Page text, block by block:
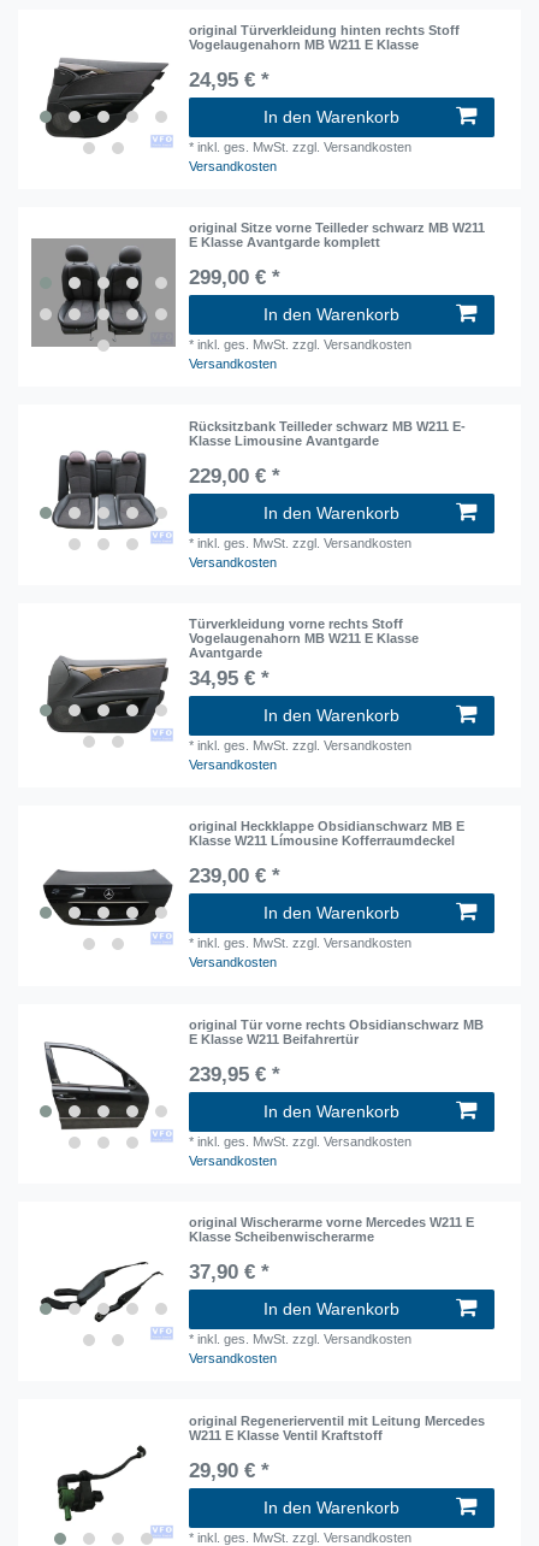
original Türverkleidung hinten rechts Stoff
Vogelaugenahorn MB W211 E Klasse
24,95 € *
In den Warenkorb
*inkl. ges. MwSt. zzgl. Versandkosten
Versandkosten
original Sitze vorne Teilleder schwarz MB W211
E Klasse Avantgarde komplett
299,00 € *
In den Warenkorb
*inkl. ges. MwSt. zzgl. Versandkosten
Versandkosten
Rücksitzbank Teilleder schwarz MB W211 E-
Klasse Limousine Avantgarde
229,00 € *
In den Warenkorb
*inkl. ges. MwSt. zzgl. Versandkosten
Versandkosten
Türverkleidung vorne rechts Stoff
Vogelaugenahorn MB W211 E Klasse
Avantgarde
34,95 € *
In den Warenkorb
*inkl. ges. MwSt. zzgl. Versandkosten
Versandkosten
original Heckklappe Obsidianschwarz MB E
Klasse W211 Límousine Kofferraumdeckel
239,00 € *
In den Warenkorb
*inkl. ges. MwSt. zzgl. Versandkosten
Versandkosten
original Tür vorne rechts Obsidianschwarz MB
E Klasse W211 Beifahrertür
239,95 € *
In den Warenkorb
*inkl. ges. MwSt. zzgl. Versandkosten
Versandkosten
original Wischerarme vorne Mercedes W211 E
Klasse Scheibenwischerarme
37,90 € *
In den Warenkorb
*inkl. ges. MwSt. zzgl. Versandkosten
Versandkosten
original Regenerierventil mit Leitung Mercedes
W211 E Klasse Ventil Kraftstoff
29,90 € *
In den Warenkorb
*inkl. ges. MwSt. zzgl. Versandkosten